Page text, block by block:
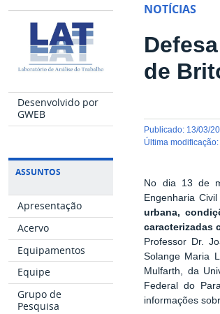
Desenvolvido por
GWEB
ASSUNTOS
Apresentação
Acervo
Equipamentos
Equipe
Grupo de
Pesquisa
NOTÍCIAS
de
publicado: 13/03/
última modificação:
No dia 13 de
Engenharia
urbana,
caracterizadas
Professor Dr.
Solange Maria
Mulfarth, da
Federal do
informações